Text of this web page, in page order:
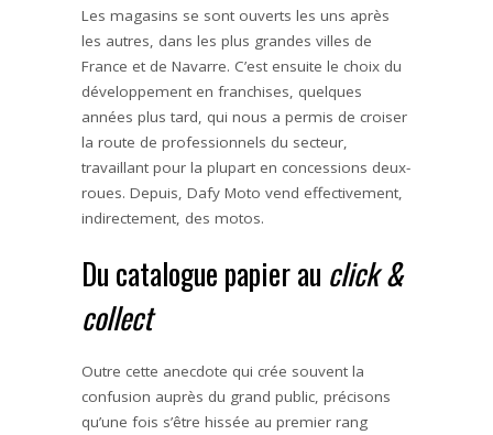
Les magasins se sont ouverts les uns après
les autres, dans les plus grandes villes de
France et de Navarre. C’est ensuite le choix du
développement en franchises, quelques
années plus tard, qui nous a permis de croiser
la route de professionnels du secteur,
travaillant pour la plupart en concessions deux-
roues. Depuis, Dafy Moto vend effectivement,
indirectement, des motos.
Du catalogue papier au click &
collect
Outre cette anecdote qui crée souvent la
confusion auprès du grand public, précisons
qu’une fois s’être hissée au premier rang